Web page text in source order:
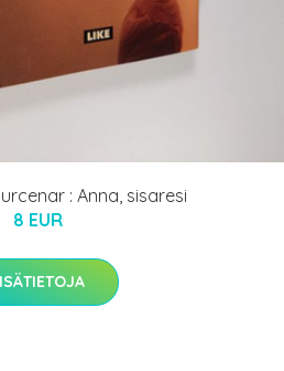
: Anna, sisaresi
8 EUR